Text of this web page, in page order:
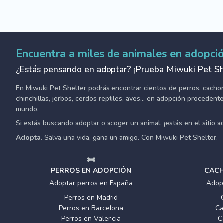
Encuentra a miles de animales en
¿Estás pensando en adoptar? ¡Prueba Miwuki Pet
En Miwuki Pet Shelter podrás encontrar cientos de perros,
chinchillas, jerbos, cerdos reptiles, aves... en adopción
mundo.
Si estás buscando adoptar o acoger un animal, ¡estás en el sitio
Adopta. Salva una vida, gana un amigo. Con Miwuki Pet Shelter.
PERROS EN ADOPCIÓN
Adoptar perros en España
Perros en Madrid
Perros en Barcelona
Perros en Valencia